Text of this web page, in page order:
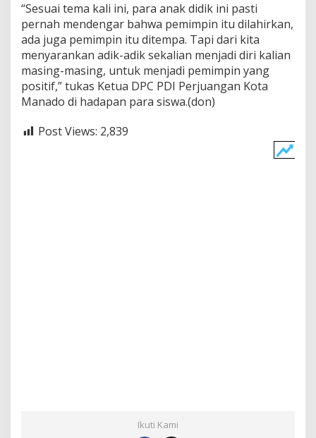
“Sesuai tema kali ini, para anak didik ini pasti
pernah mendengar bahwa pemimpin itu dilahirkan,
ada juga pemimpin itu ditempa. Tapi dari kita
menyarankan adik-adik sekalian menjadi diri kalian
masing-masing, untuk menjadi pemimpin yang
positif,” tukas Ketua DPC PDI Perjuangan Kota
Manado di hadapan para siswa.(don)
Post Views: 2,839
Ikuti Kami